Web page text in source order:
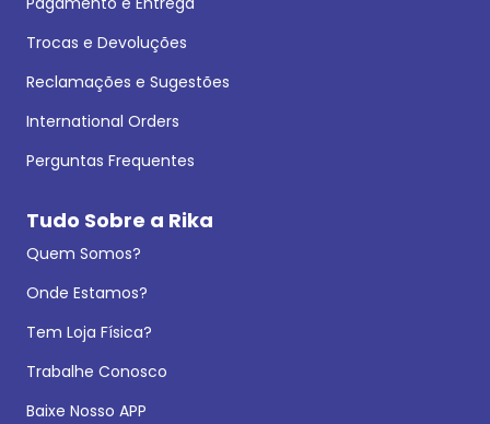
Trocas e Devoluções
Reclamações e Sugestões
International Orders
Perguntas Frequentes
Tudo Sobre a Rika
Quem Somos?
Onde Estamos?
Tem Loja Física?
Trabalhe Conosco
Baixe Nosso APP